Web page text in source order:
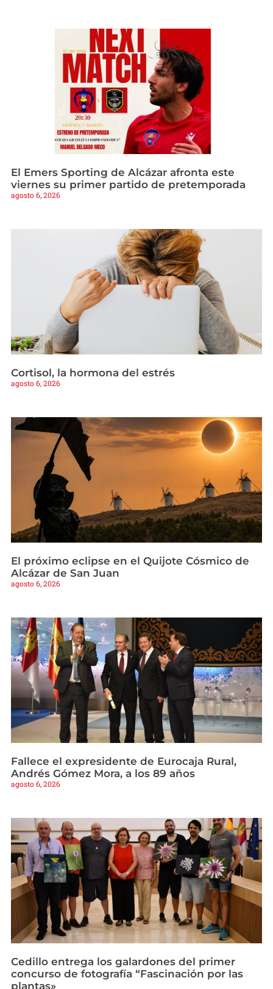
El Emers Sporting de Alcázar afronta este
viernes su primer partido de pretemporada
agosto 6, 2026
Cortisol, la hormona del estrés
agosto 6, 2026
El próximo eclipse en el Quijote Cósmico de
Alcázar de San Juan
agosto 6, 2026
Fallece el expresidente de Eurocaja Rural,
Andrés Gómez Mora, a los 89 años
agosto 6, 2026
Cedillo entrega los galardones del primer
concurso de fotografía “Fascinación por las
plantas»